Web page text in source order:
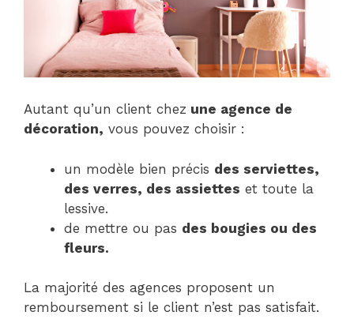
Autant qu’un client chez une agence de
décoration, vous pouvez choisir :
un modèle bien précis des serviettes,
des verres, des assiettes et toute la
lessive.
de mettre ou pas des bougies ou des
fleurs.
La majorité des agences proposent un
remboursement si le client n’est pas satisfait.